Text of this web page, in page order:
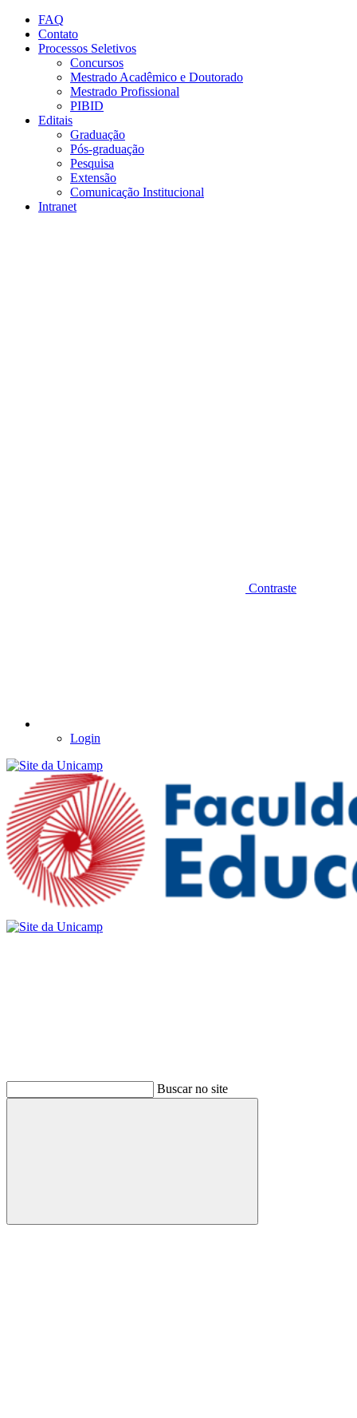
Conteúdo principal
FAQ
Contato
Processos Seletivos
Concursos
Mestrado Acadêmico e Doutorado
Mestrado Profissional
PIBID
Editais
Graduação
Pós-graduação
Pesquisa
Extensão
Comunicação Institucional
Intranet
Contraste
Login
Buscar no site
Buscar